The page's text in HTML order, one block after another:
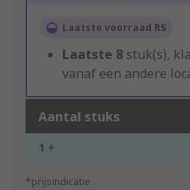
Laatste voorraad RS
Laatste 8 stuk(s),
vanaf een andere
Aantal stuks
1 +
*prijsindicatie